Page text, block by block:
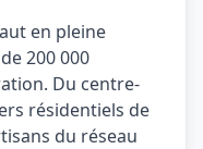
en pleine
200 000
Du centre-
résidentiels de
du réseau